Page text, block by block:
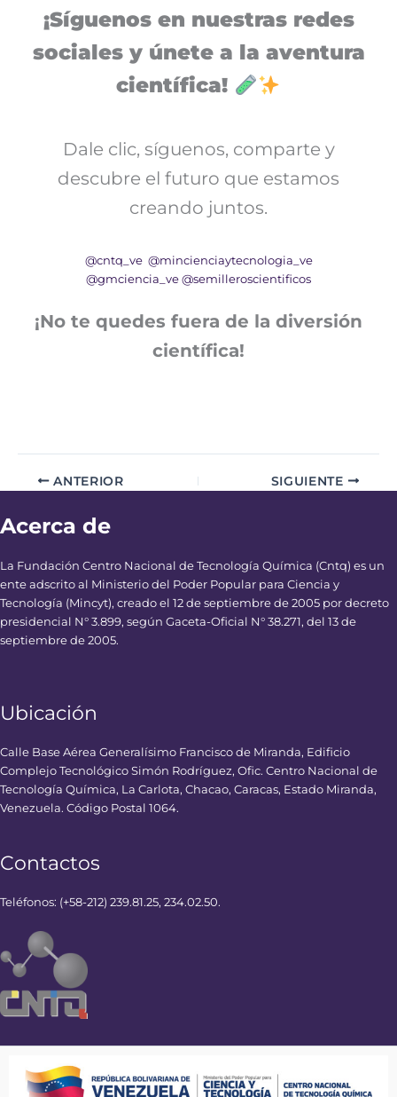
¡Síguenos en nuestras redes
sociales y únete a la aventura
científica!
Dale clic, síguenos, comparte y
descubre el futuro que estamos
creando juntos.
@cntq_ve @mincienciaytecnologia_ve
@gmciencia_ve @semilleroscientificos
¡No te quedes fuera de la diversión
científica!
ANTERIOR SIGUIENTE
Acerca de
La Fundación Centro Nacional de Tecnología Química (Cntq) es un
ente adscrito al Ministerio del Poder Popular para Ciencia y
Tecnología (Mincyt), creado el 12 de septiembre de 2005 por decreto
presidencial N° 3.899, según Gaceta-Oficial N° 38.271, del 13 de
septiembre de 2005.
Ubicación
Calle Base Aérea Generalísimo Francisco de Miranda, Edificio
Complejo Tecnológico Simón Rodríguez, Ofic. Centro Nacional de
Tecnología Química, La Carlota, Chacao, Caracas, Estado Miranda,
Venezuela. Código Postal 1064.
Contactos
Teléfonos: (+58-212) 239.81.25, 234.02.50.